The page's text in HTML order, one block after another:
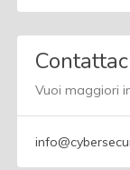
Vuoi maggiori